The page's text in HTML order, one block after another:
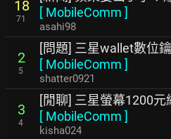
18
71
[ MobileComm ]
asahi98
2
5
[問題] 三星wallet數位
[ MobileComm ]
shatter0921
3
4
[閒聊] 三星螢幕1200
[ MobileComm ]
kisha024